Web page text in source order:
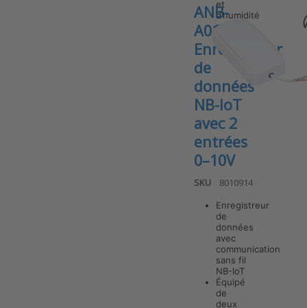
et
d’humidité
relativ…
et humidité
relative avec
capteur de
température
externe
ANB-
A010 v7
Enregistreur
de
données
NB-IoT
avec 2
entrées
0–10V
SKU 8010914
Enregistreur
de
données
avec
communication
sans fil
NB-IoT
Équipé
de
deux
Press
ENTER for
more
options to
ANB-A010 v7
Enregistreur